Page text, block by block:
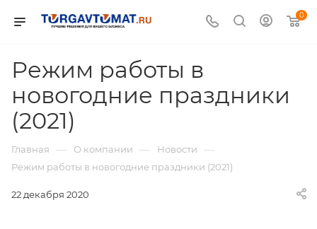
0
Режим работы в
новогодние праздники
(2021)
Главная — О компании — Новости —
Режим работы в новогодние праздники (2021)
22 декабря 2020